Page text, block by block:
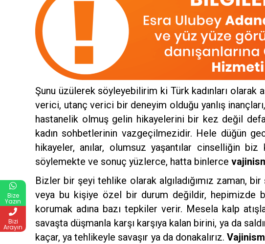
Şunu üzülerek söyleyebilirim ki Türk kadınları olarak
verici, utanç verici bir deneyim olduğu yanlış
hastanelik olmuş gelin hikayelerini bir kez değil
kadın sohbetlerinin vazgeçilmezidir. Hele düğün
hikayeler, anılar, olumsuz yaşantılar cinselliğin
söylemekte ve sonuç yüzlerce, hatta binlerce
Bizler bir şeyi tehlike olarak algıladığımız zaman,
veya bu kişiye özel bir durum değildir, hepimizde
korumak adına bazı tepkiler verir. Mesela kalp
savaşta düşmanla karşı karşıya kalan birini, ya da
kaçar, ya tehlikeyle savaşır ya da donakalırız.
Bize
Yazın
Bizi
Arayın